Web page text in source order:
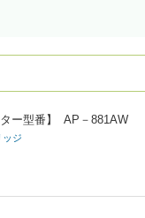
ー型番】 AP－881AW
ッジ